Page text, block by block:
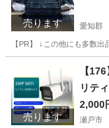
売ります 愛知郡
【PR】 ↓この他にも多数
ソフ
売ります
【
リテ
検出/2
2,000
瀬戸市